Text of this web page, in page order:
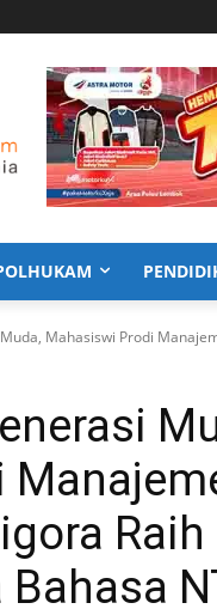
Mahasiswi Prodi